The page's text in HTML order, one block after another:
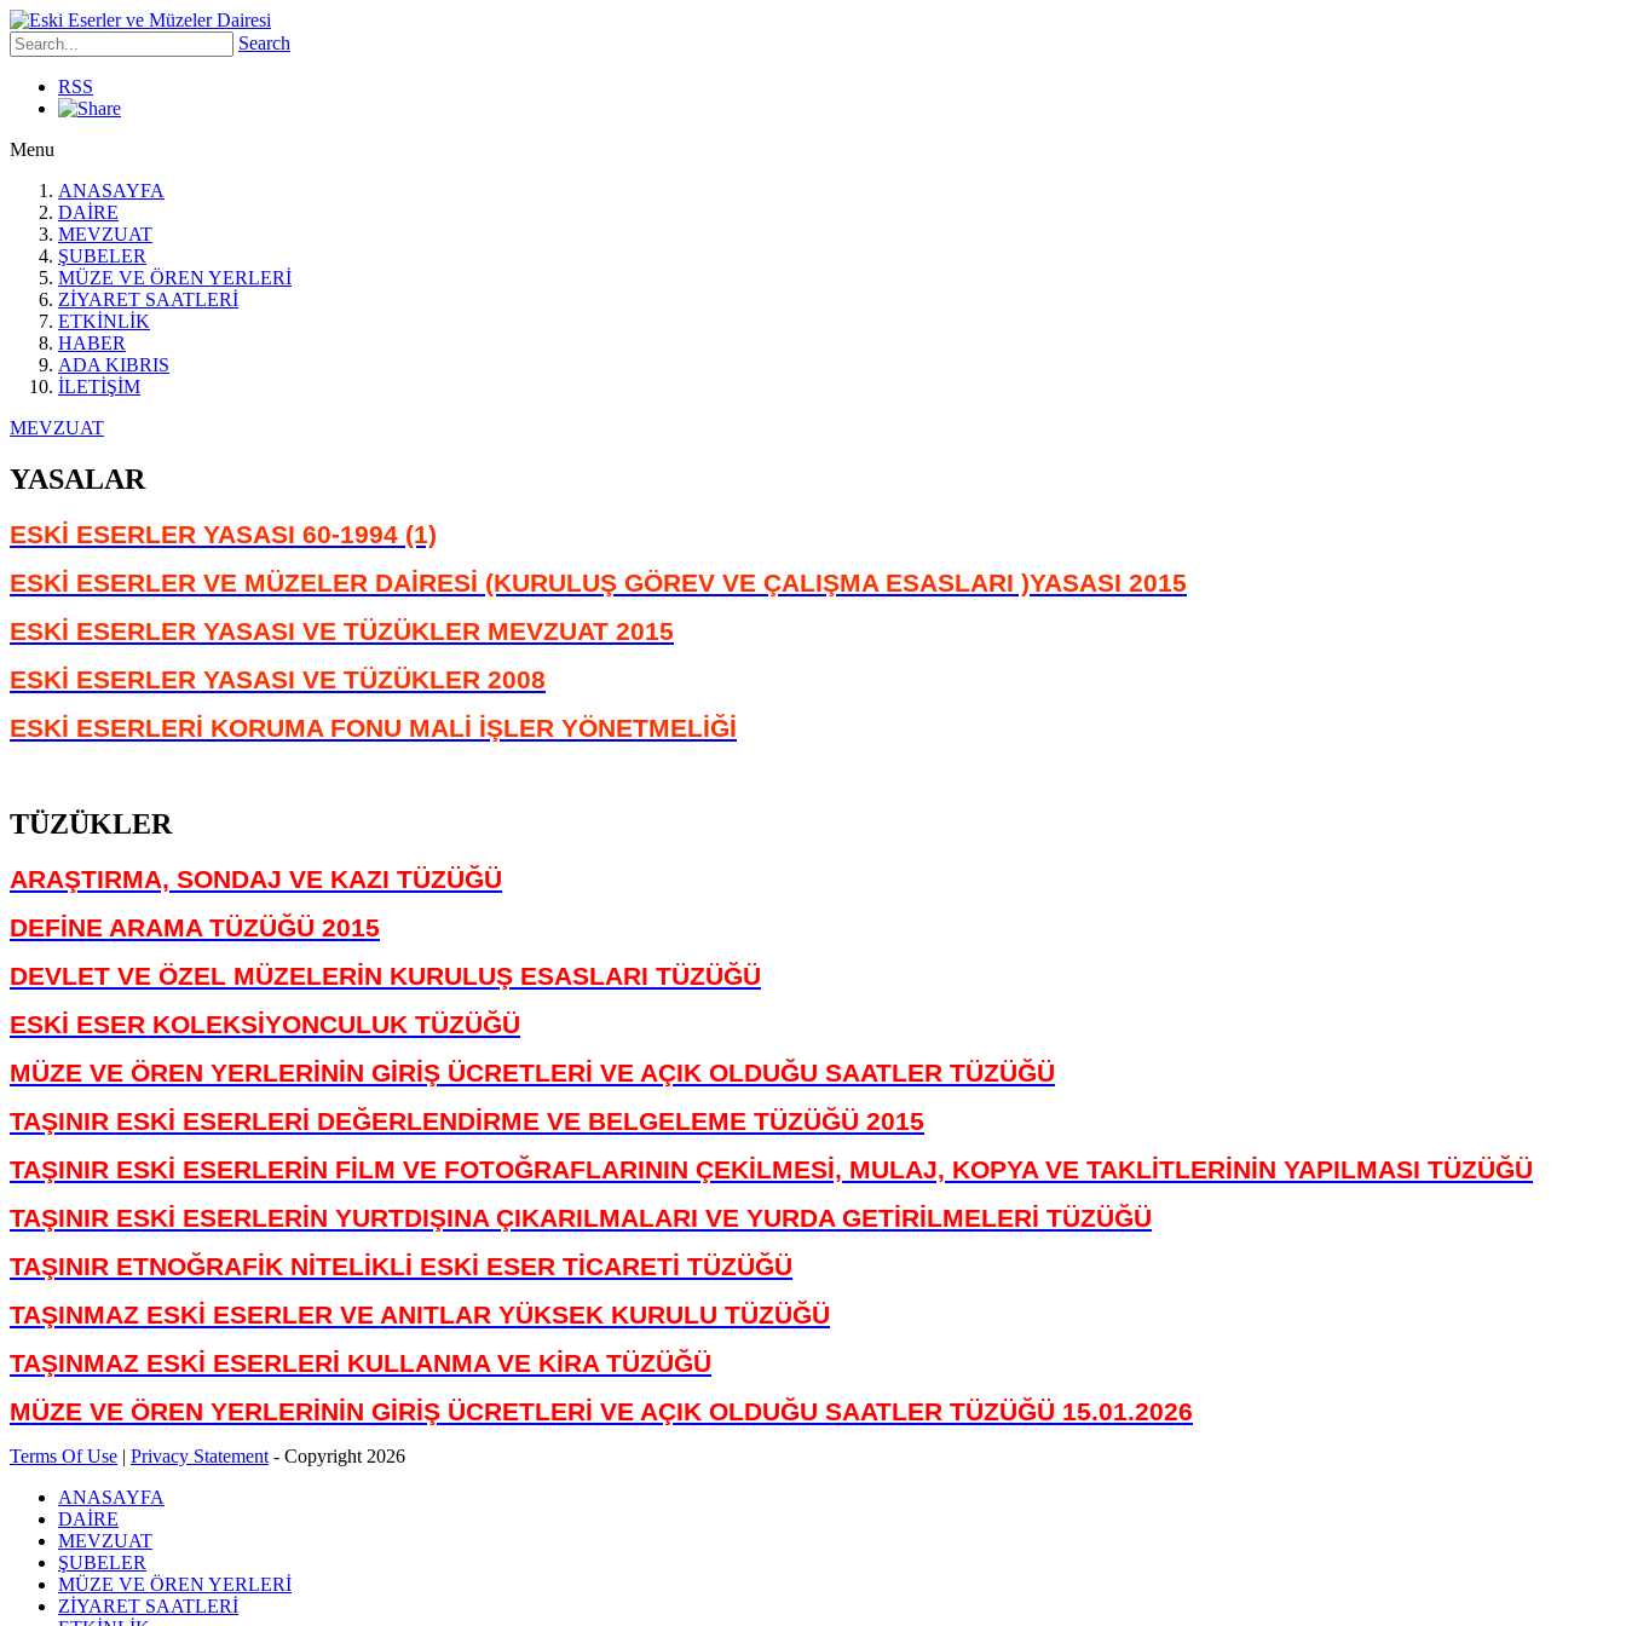
Search
RSS
Menu
ANASAYFA
DAİRE
MEVZUAT
ŞUBELER
MÜZE VE ÖREN YERLERİ
ZİYARET SAATLERİ
ETKİNLİK
HABER
ADA KIBRIS
İLETİŞİM
MEVZUAT
YASALAR
ESKİ ESERLER YASASI 60-1994 (1)
ESKİ ESERLER VE MÜZELER DAİRESİ (KURULUŞ GÖREV VE ÇALIŞMA ESASLARI )YASASI 2015
ESKİ ESERLER YASASI VE TÜZÜKLER MEVZUAT 2015
ESKİ ESERLER YASASI VE TÜZÜKLER 2008
ESKİ ESERLERİ KORUMA FONU MALİ İŞLER YÖNETMELİĞİ
TÜZÜKLER
ARAŞTIRMA, SONDAJ VE KAZI TÜZÜĞÜ
DEFİNE ARAMA TÜZÜĞÜ 2015
DEVLET VE ÖZEL MÜZELERİN KURULUŞ ESASLARI TÜZÜĞÜ
ESKİ ESER KOLEKSİYONCULUK TÜZÜĞÜ
MÜZE VE ÖREN YERLERİNİN GİRİŞ ÜCRETLERİ VE AÇIK OLDUĞU SAATLER TÜZÜĞÜ
TAŞINIR ESKİ ESERLERİ DEĞERLENDİRME VE BELGELEME TÜZÜĞÜ 2015
TAŞINIR ESKİ ESERLERİN FİLM VE FOTOĞRAFLARININ ÇEKİLMESİ, MULAJ, KOPYA VE TAKLİTLERİNİN YAPILMASI TÜZÜĞÜ
TAŞINIR ESKİ ESERLERİN YURTDIŞINA ÇIKARILMALARI VE YURDA GETİRİLMELERİ TÜZÜĞÜ
TAŞINIR ETNOĞRAFİK NİTELİKLİ ESKİ ESER TİCARETİ TÜZÜĞÜ
TAŞINMAZ ESKİ ESERLER VE ANITLAR YÜKSEK KURULU TÜZÜĞÜ
TAŞINMAZ ESKİ ESERLERİ KULLANMA VE KİRA TÜZÜĞÜ
MÜZE VE ÖREN YERLERİNİN GİRİŞ ÜCRETLERİ VE AÇIK OLDUĞU SAATLER TÜZÜĞÜ 15.01.2026
Terms Of Use | Privacy Statement - Copyright 2026
ANASAYFA
DAİRE
MEVZUAT
ŞUBELER
MÜZE VE ÖREN YERLERİ
ZİYARET SAATLERİ